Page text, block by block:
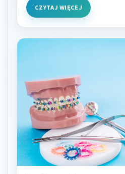
CZYTAJ WIĘCEJ